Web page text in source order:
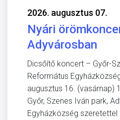
2026. augusztus 07.
Nyári
Adyvárosban
Dicsőítő koncert – Győr-
Református
augusztus 16. (vasárnap)
Győr, Szenes Iván park,
Egyházközség szeretettel